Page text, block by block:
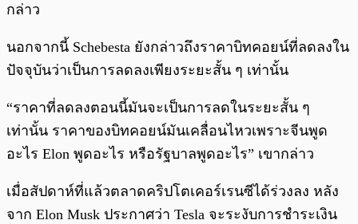
กล่าว
นอกจากนี้ Schebesta ยังกล่าวถึงราคาบิทคอยน์ที่ลดลงใน
ปัจจุบันว่าเป็นการลดลงเพียงระยะสั้น ๆ เท่านั้น
“ราคาที่ลดลงตอนนี้มันจะเป็นการลดในระยะสั้น ๆ
เท่านั้น ราคาของบิทคอยน์มันเคลื่อนไหวเพราะจีนพูด
อะไร Elon พูดอะไร หรือรัฐบาลพูดอะไร” เขากล่าว
เมื่อสัปดาห์ที่แล้วตลาดคริปโตเคอร์เรนซีได้ร่วงลง หลัง
จาก Elon Musk ประกาศว่า Tesla จะระงับการชำระเงิน